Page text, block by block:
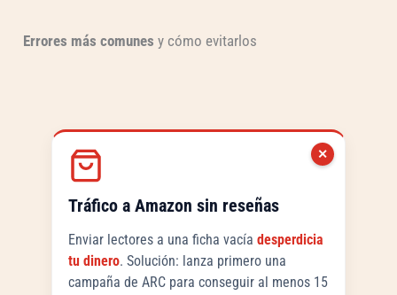
Errores más comunes y cómo evitarlos
✕
Tráfico a Amazon sin reseñas
Enviar lectores a una ficha vacía desperdicia
tu dinero. Solución: lanza primero una
campaña de ARC para conseguir al menos 15